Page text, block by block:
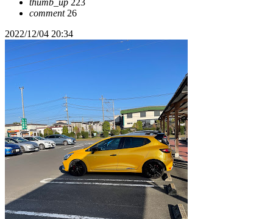
thumb_up 223
comment26
2022/12/04 20:34